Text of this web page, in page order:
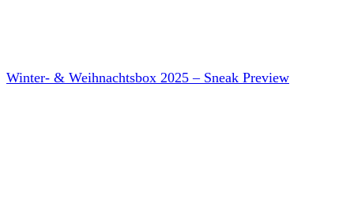
Winter- & Weihnachtsbox 2025 – Sneak Preview